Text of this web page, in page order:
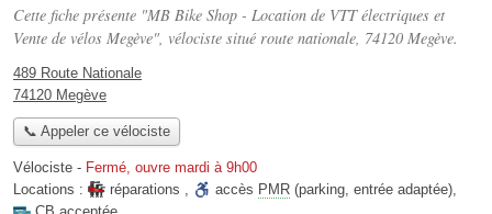
Cette fiche présente "MB Bike Shop - Location de VTT électriques et
Vente de vélos Megève", vélociste situé route nationale, 74120 Megève.
489 Route Nationale
74120 Megève
📞 Appeler ce vélociste
Vélociste - Fermé, ouvre mardi à 9h00
Locations :
réparations , accès PMR (parking, entrée adaptée),